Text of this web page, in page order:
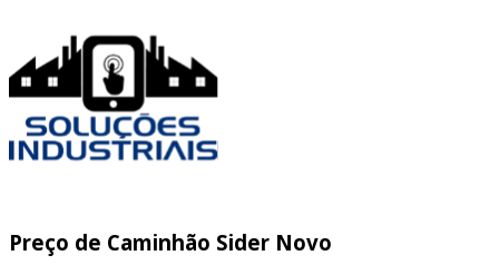
Preço de Caminhão Sider Novo